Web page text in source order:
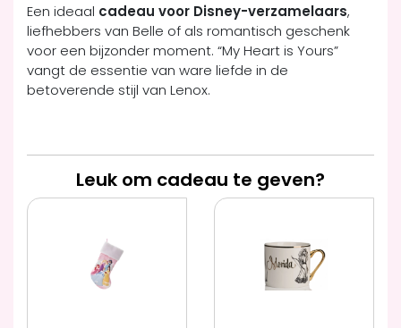
Een ideaal cadeau voor Disney-verzamelaars,
liefhebbers van Belle of als romantisch geschenk
voor een bijzonder moment. “My Heart is Yours”
vangt de essentie van ware liefde in de
betoverende stijl van Lenox.
Leuk om cadeau te geven?